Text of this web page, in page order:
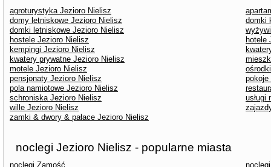
agroturystyka Jezioro Nielisz
domy letniskowe Jezioro Nielisz
domki
domki letniskowe Jezioro Nielisz
hostele Jezioro Nielisz
hotele
kempingi Jezioro Nielisz
kwatery prywatne Jezioro Nielisz
motele Jezioro Nielisz
pensjonaty Jezioro Nielisz
pokoje
pola namiotowe Jezioro Nielisz
schroniska Jezioro Nielisz
usługi
wille Jezioro Nielisz
zamki & dwory & pałace Jezioro Nielisz
noclegi Jezioro Nielisz - popularne miasta
noclegi Zamość